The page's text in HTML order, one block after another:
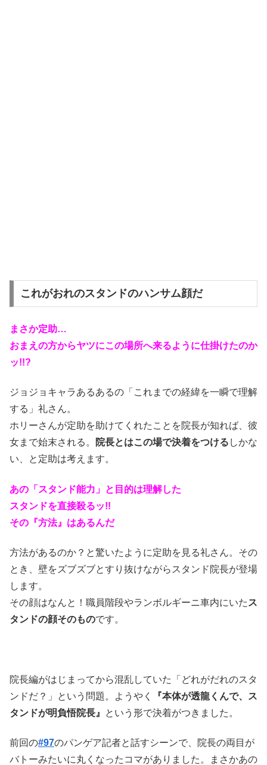
これがおれのスタンドのハンサム顔だ
まさか定助…
おまえの方からヤツにこの場所へ来るように仕掛けたのか
ッ!!?
ジョジョキャラあるあるの「これまでの経緯を一瞬で理解
する」礼さん。
ホリーさんが定助を助けてくれたことを院長が知れば、彼
女まで始末される。
院長とはこの場で決着をつける しかな
い、と定助は考えます。
あの「スタンド能力」と目的は理解した
スタンドを直接殺るッ!!
その『方法』はあるんだ
方法があるのか？と驚いたように定助を見る礼さん。その
とき、壁をズブズブとすり抜けながらスタンド院長が登場
します。
その顔はなんと！職員階段やランボルギーニ車内にいた ス
タンドの顔そのものです。
院長編がはじまってから混乱していた「どれがだれのスタ
ンドだ？」という問題。ようやく
『本体が透龍くんで、ス
タンドが明負悟院長』
という形で決着がつきました。
前回の#97のパンゲア記者と話すシーンで、院長の両目が
バトーみたいに丸くなったコマがありました。まさかあの